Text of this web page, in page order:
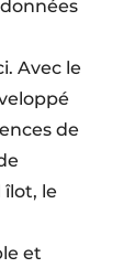
Avec le
de
îlot, le
et